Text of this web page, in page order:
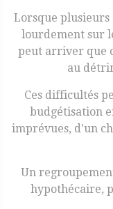
Lorsque plusieurs
lourdement sur
peut arriver que
au
Ces difficultés
budgétisation
imprévues, d'un
Un
hypothécaire,